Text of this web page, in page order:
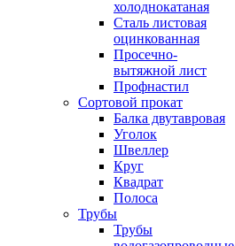
холоднокатаная
Сталь листовая
оцинкованная
Просечно-
вытяжной лист
Профнастил
Сортовой прокат
Балка двутавровая
Уголок
Швеллер
Круг
Квадрат
Полоса
Трубы
Трубы